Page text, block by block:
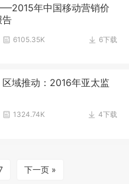
年中国移动营销价
告
6下载
6105.35K
域推动：2016年亚太监
4下载
1324.74K
下一页 »